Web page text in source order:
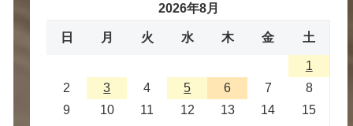
2026年8月
日 月 火 水 木 金 土
1
2
3 4 5 6 7
8
9
10 11 12 13 14
15